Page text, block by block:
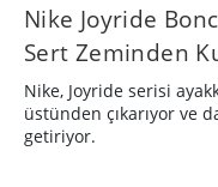
Nike Joyride
Sert Zeminden
Nike, Joyride serisi
üstünden çıkarıyor ve
getiriyor.